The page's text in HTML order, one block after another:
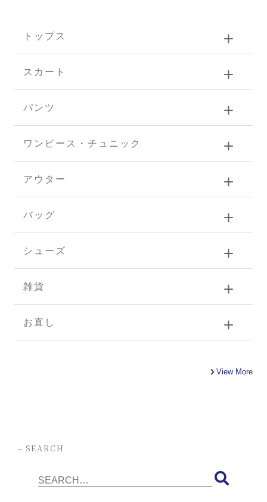
トップス
スカート
パンツ
ワンピース・チュニック
アウター
バッグ
シューズ
雑貨
お直し
View More
-SEARCH